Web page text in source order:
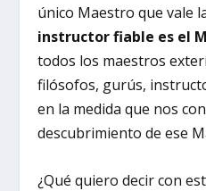
único Maestro que vale
instructor fiable es el
todos los maestros
filósofos, gurús,
en la medida que nos
descubrimiento de ese
¿Qué quiero decir con